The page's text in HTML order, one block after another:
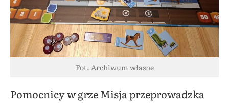
Fot. Archiwum własne
Pomocnicy w grze Misja przeprowadzka